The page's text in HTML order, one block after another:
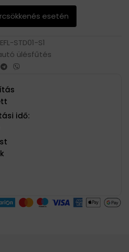
esetén
STD01-S1
ülésfűtés
idő: